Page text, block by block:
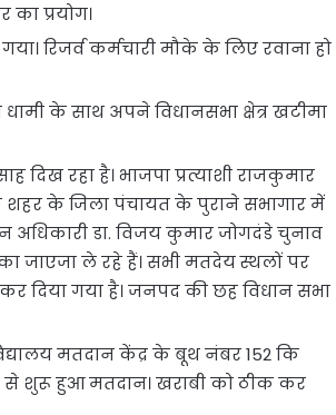
प्रयोग।
रिजर्व कर्मचारी मौके के लिए रवाना हो
धामी के साथ अपने विधानसभा क्षेत्र खटीमा
रहा है। भाजपा प्रत्याशी राजकुमार
के जिला पंचायत के पुराने सभागार में
डा. विजय कुमार जोगदंडे चुनाव
जाएजा ले रहे हैं। सभी मतदेय स्थलों पर
दिया गया है। जनपद की छह विधान सभा
मतदान केंद्र के बूथ नंबर 152 कि
शुरू हुआ मतदान। खराबी को ठीक कर